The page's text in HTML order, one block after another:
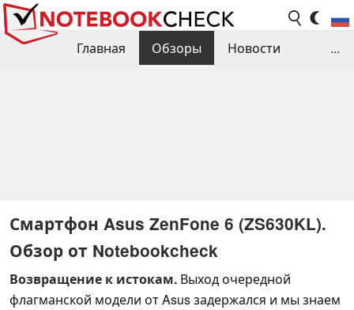
Главная Обзоры
Новости
...
Смартфон Asus ZenFone 6 (ZS630KL).
Обзор от Notebookcheck
Возвращение к истокам. Выход очередной
флагманской модели от Asus задержался и мы знаем